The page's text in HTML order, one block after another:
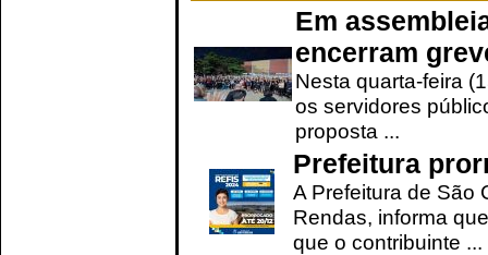
Em
encerram
Nesta quarta-feira
os servidores
proposta ...
Prefeitura
A Prefeitura de São
Rendas, informa
que o contribuinte ...